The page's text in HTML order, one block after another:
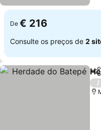
De € 216
Consulte os preços de 2
/